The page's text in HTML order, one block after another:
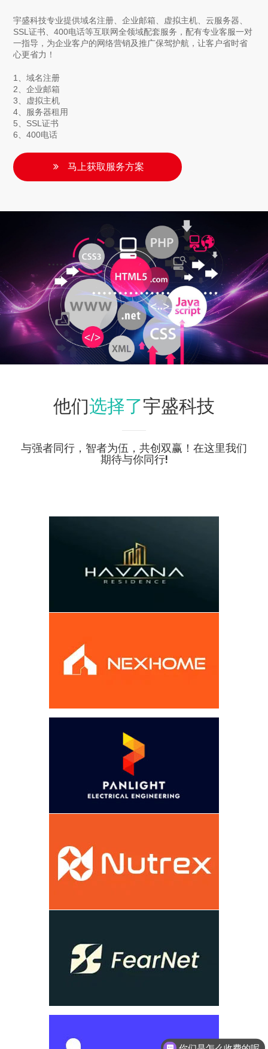
宇盛科技专业提供域名注册、企业邮箱、虚拟主机、云服务器、
SSL证书、400电话等互联网全领域配套服务，配有专业客服一对
一指导，为企业客户的网络营销及推广保驾护航，让客户省时省
心更省力！
1、域名注册
2、企业邮箱
3、虚拟主机
4、服务器租用
5、SSL证书
6、400电话
马上获取服务方案
他们选择了宇盛科技
与强者同行，智者为伍，共创双赢！在这里我们
期待与你同行!